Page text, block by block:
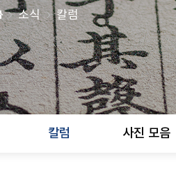
소식 칼럼
칼럼 사진 모음